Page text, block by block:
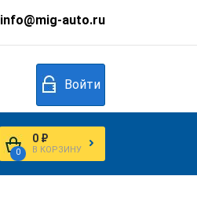
info@mig-auto.ru
Войти
0
0 ₽
В КОРЗИНУ